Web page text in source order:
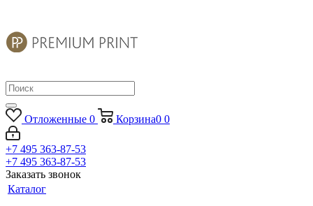
Отложенные 0 Корзина0 0
+7 495 363-87-53
+7 495 363-87-53
Заказать звонок
Каталог